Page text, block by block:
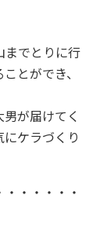
までとりに行
とができ、
が届けてく
ケラづくり
・・・・・